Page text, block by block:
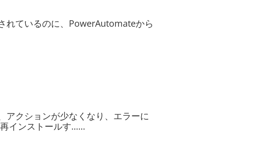
れているのに、PowerAutomateから
アクションが少なくなり、エラーに
インストールす……